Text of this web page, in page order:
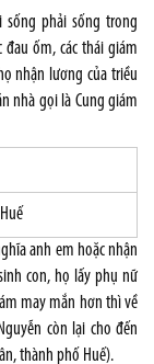
phải sống trong
ốm, các thái giám
nhận lương của triều
nhà gọi là Cung giám
anh em hoặc nhận
con, họ lấy phụ nữ
may mắn hơn thì về
còn lại cho đến
thành phố Huế).